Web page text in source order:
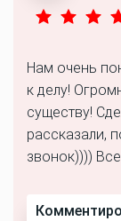
Нам очень
к делу!
существу!
рассказали,
звонок))))